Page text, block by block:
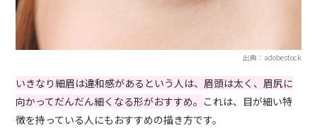
出典：adobestock
いきなり細眉は違和感があるという人は、眉頭は太く、眉尻に
向かってだんだん細くなる形がおすすめ。 これは、目が細い特
徴を持っている人にもおすすめの描き方です。